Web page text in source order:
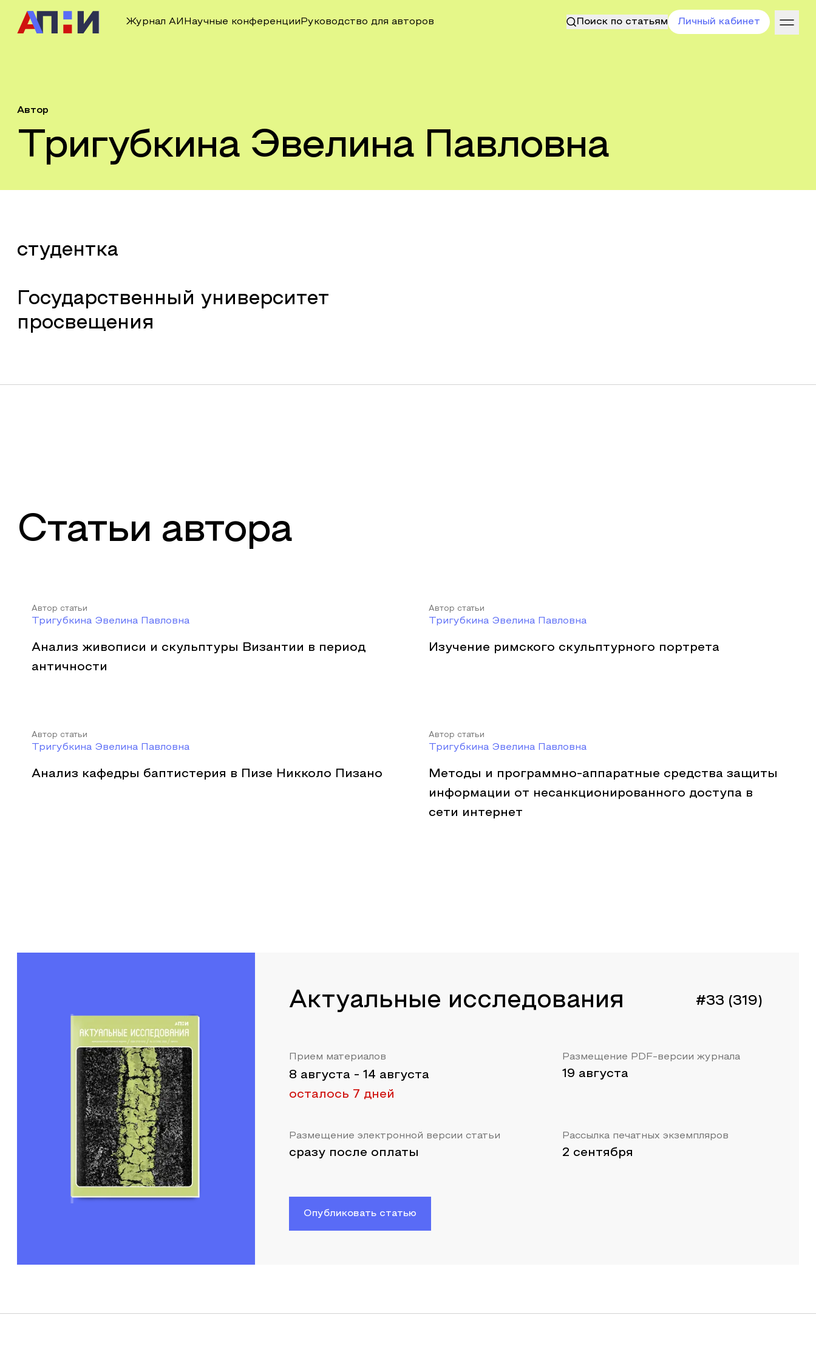
Журнал АИ Научные конференции Руководство для авторов Поиск по статьям Личный кабинет
Автор
Тригубкина Эвелина Павловна
студентка
Государственный университет
просвещения
Статьи автора
Автор статьи
Тригубкина Эвелина Павловна
Анализ живописи и скульптуры Византии в период
античности
Автор статьи
Тригубкина Эвелина Павловна
Изучение римского скульптурного портрета
Автор статьи
Тригубкина Эвелина Павловна
Анализ кафедры баптистерия в Пизе Никколо Пизано
Автор статьи
Тригубкина Эвелина Павловна
Методы и программно-аппаратные средства защиты
информации от несанкционированного доступа в
сети интернет
Актуальные исследования #33 (319)
Прием материалов
8 августа - 14 августа
осталось 7 дней
Размещение PDF-версии журнала
19 августа
Размещение электронной версии статьи
сразу после оплаты
Рассылка печатных экземпляров
2 сентября
Опубликовать статью